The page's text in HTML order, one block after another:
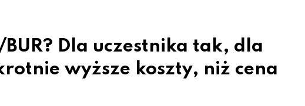
Dla uczestnika tak, dla
wyższe koszty, niż cena